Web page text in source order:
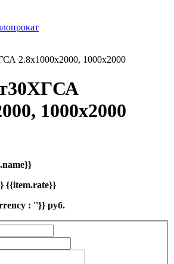
2.8х1000х2000, 1000х2000
1000х2000
{{item.rate}}
: ''}} руб.